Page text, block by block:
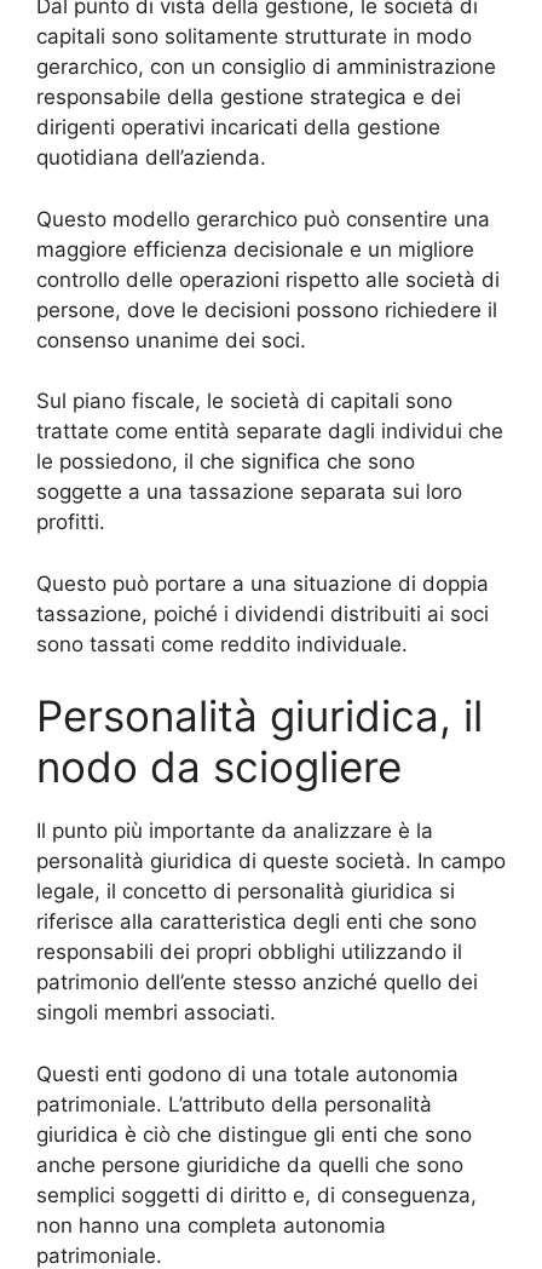
Dal punto di vista della gestione, le società di
capitali sono solitamente strutturate in modo
gerarchico, con un consiglio di amministrazione
responsabile della gestione strategica e dei
dirigenti operativi incaricati della gestione
quotidiana dell’azienda.
Questo modello gerarchico può consentire una
maggiore efficienza decisionale e un migliore
controllo delle operazioni rispetto alle società di
persone, dove le decisioni possono richiedere il
consenso unanime dei soci.
Sul piano fiscale, le società di capitali sono
trattate come entità separate dagli individui che
le possiedono, il che significa che sono
soggette a una tassazione separata sui loro
profitti.
Questo può portare a una situazione di doppia
tassazione, poiché i dividendi distribuiti ai soci
sono tassati come reddito individuale.
Personalità giuridica, il
nodo da sciogliere
Il punto più importante da analizzare è la
personalità giuridica di queste società. In campo
legale, il concetto di personalità giuridica si
riferisce alla caratteristica degli enti che sono
responsabili dei propri obblighi utilizzando il
patrimonio dell’ente stesso anziché quello dei
singoli membri associati.
Questi enti godono di una totale autonomia
patrimoniale. L’attributo della personalità
giuridica è ciò che distingue gli enti che sono
anche persone giuridiche da quelli che sono
semplici soggetti di diritto e, di conseguenza,
non hanno una completa autonomia
patrimoniale.